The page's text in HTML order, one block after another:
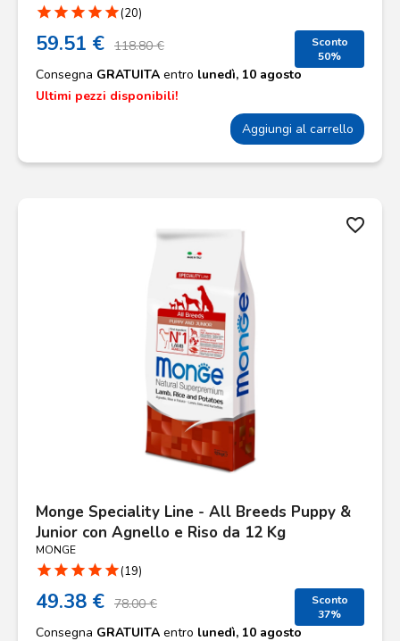
star star star star star(20)
59.51 € 118.80 €
Sconto
50%
Consegna GRATUITA entro lunedì, 10 agosto
Ultimi pezzi disponibili!
Aggiungi al carrello
favorite_border
Monge Speciality Line - All Breeds Puppy &
Junior con Agnello e Riso da 12 Kg
MONGE
star star star star star(19)
49.38 € 78.00 €
Sconto
37%
Consegna GRATUITA entro lunedì, 10 agosto